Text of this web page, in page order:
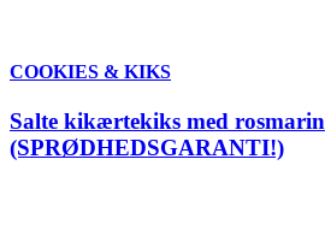
COOKIES & KIKS
Salte kikærtekiks med rosmarin
(SPRØDHEDSGARANTI!)